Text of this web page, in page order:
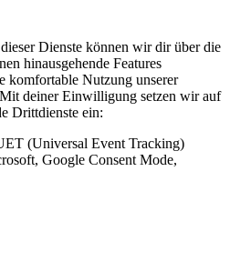
Dienste können wir dir über die
hinausgehende Features
komfortable Nutzung unserer
deiner Einwilligung setzen wir auf
Drittdienste ein:
(Universal Event Tracking)
Google Consent Mode,